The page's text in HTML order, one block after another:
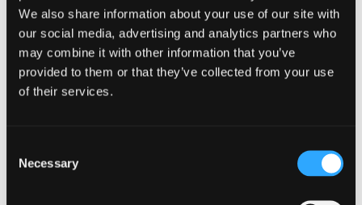
We also share information about your use of our site with
our social media, advertising and analytics partners who
may combine it with other information that you’ve
provided to them or that they’ve collected from your use
of their services.
Selection
Necessary
Sportshold
Bæredygtighed
da
Events